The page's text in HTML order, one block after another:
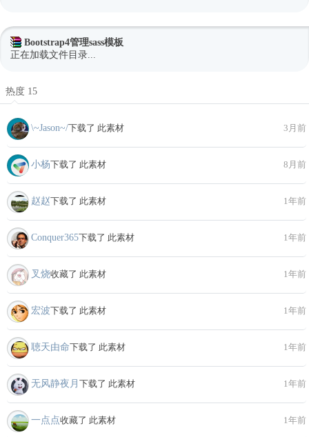
Bootstrap4管理sass模板
正在加载文件目录...
热度 15
\~Jason~/下载了 此素材 3月前
小杨下载了 此素材 8月前
赵赵下载了 此素材 1年前
Conquer365下载了 此素材 1年前
叉烧收藏了 此素材 1年前
宏波下载了 此素材 1年前
聴天由命下载了 此素材 1年前
无风静夜月 下载了 此素材 1年前
一点点收藏了 此素材 1年前